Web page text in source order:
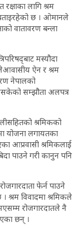
लागि श्रम
छ । ओमानले
वातावरण बन्ला
मस्यौदा
ऐन र श्रम
नेपालको
सम्झौता अलपत्र
श्रमिकको
योजना लगायतका
आप्रवासी श्रमिकलाई
पाउने गरी कानुन पनि
फेर्न पाउने
विवादमा श्रमिकले
रोजगारदातले नै
छन् ।